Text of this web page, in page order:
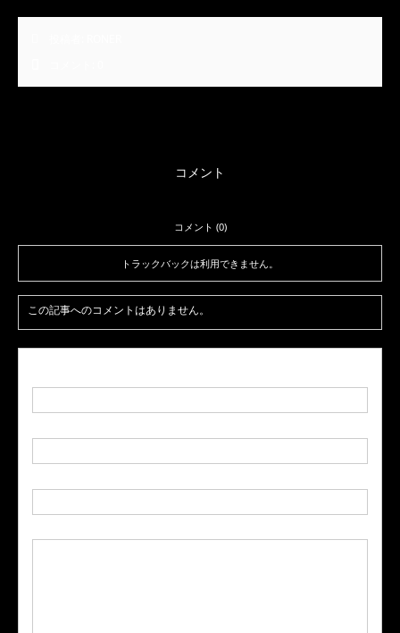
コメント
コメント (0)
トラックバックは利用できません。
この記事へのコメントはありません。